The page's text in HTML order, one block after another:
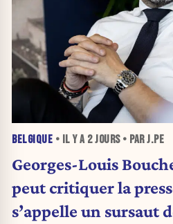
BELGIQUE • IL Y A 2 JOURS• PAR J.PE
Georges-Louis
peut critiquer la
s’appelle un sursaut